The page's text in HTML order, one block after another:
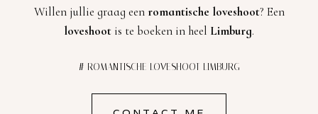
Willen jullie graag eenromantische loveshoot? Een
loveshoot is te boeken in heel Limburg.
# ROMANTISCHE LOVESHOOT LIMBURG